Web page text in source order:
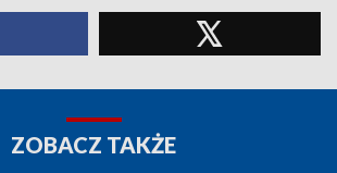
ZOBACZ TAKŻE